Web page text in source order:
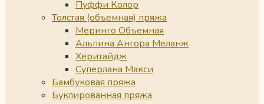
Пуффи Колор
Толстая (объемная) пряжа
Меринго Объемная
Альпина Ангора Меланж
Херитайдж
Суперлана Макси
Бамбуковая пряжа
Буклированная пряжа